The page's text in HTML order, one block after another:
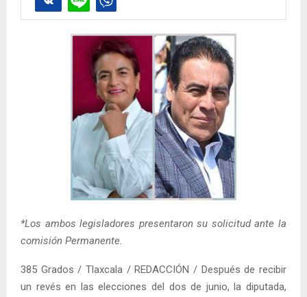
*Los ambos legisladores presentaron su solicitud ante la
comisión Permanente.
385 Grados / Tlaxcala / REDACCIÓN / Después de recibir
un revés en las elecciones del dos de junio, la diputada,